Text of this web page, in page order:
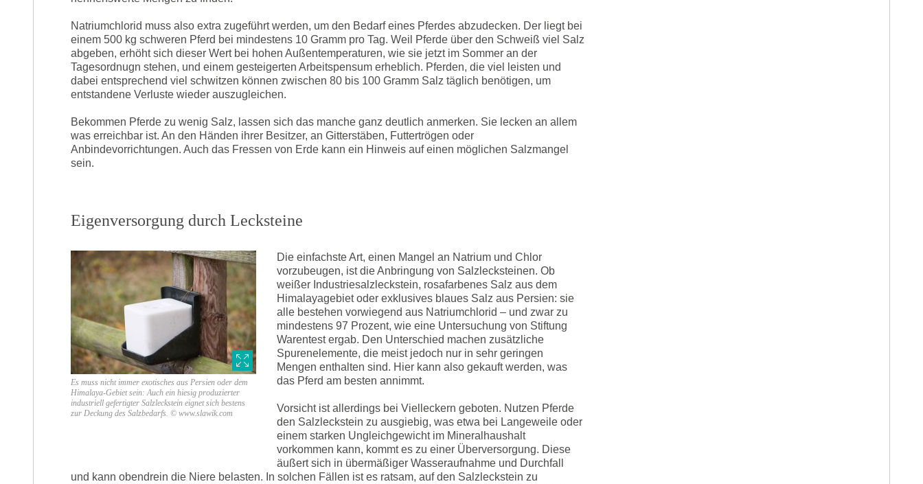
Natriumchlorid muss also extra zugeführt werden, um den Bedarf eines Pferdes abzudecken. Der liegt bei
einem 500 kg schweren Pferd bei mindestens 10 Gramm pro Tag. Weil Pferde über den Schweiß viel Salz
abgeben, erhöht sich dieser Wert bei hohen Außentemperaturen, wie sie jetzt im Sommer an der
Tagesordnugn stehen, und einem gesteigerten Arbeitspensum erheblich. Pferden, die viel leisten und
dabei entsprechend viel schwitzen können zwischen 80 bis 100 Gramm Salz täglich benötigen, um
entstandene Verluste wieder auszugleichen.
Bekommen Pferde zu wenig Salz, lassen sich das manche ganz deutlich anmerken. Sie lecken an allem
was erreichbar ist. An den Händen ihrer Besitzer, an Gitterstäben, Futtertrögen oder
Anbindevorrichtungen. Auch das Fressen von Erde kann ein Hinweis auf einen möglichen Salzmangel
sein.
Eigenversorgung durch Lecksteine
Es muss nicht immer exotisches aus Persien oder dem
Himalaya-Gebiet sein: Auch ein hiesig produzierter
industriell gefertigter Salzleckstein eignet sich bestens
zur Deckung des Salzbedarfs. © www.slawik.com
Die einfachste Art, einen Mangel an Natrium und Chlor
vorzubeugen, ist die Anbringung von Salzlecksteinen. Ob
weißer Industriesalzleckstein, rosafarbenes Salz aus dem
Himalayagebiet oder exklusives blaues Salz aus Persien: sie
alle bestehen vorwiegend aus Natriumchlorid – und zwar zu
mindestens 97 Prozent, wie eine Untersuchung von Stiftung
Warentest ergab. Den Unterschied machen zusätzliche
Spurenelemente, die meist jedoch nur in sehr geringen
Mengen enthalten sind. Hier kann also gekauft werden, was
das Pferd am besten annimmt.
Vorsicht ist allerdings bei Vielleckern geboten. Nutzen Pferde
den Salzleckstein zu ausgiebig, was etwa bei Langeweile oder
einem starken Ungleichgewicht im Mineralhaushalt
vorkommen kann, kommt es zu einer Überversorgung. Diese
äußert sich in übermäßiger Wasseraufnahme und Durchfall
und kann obendrein die Niere belasten. In solchen Fällen ist es ratsam, auf den Salzleckstein zu